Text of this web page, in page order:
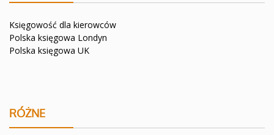
Księgowość dla kierowców
Polska księgowa Londyn
Polska księgowa UK
RÓŻNE